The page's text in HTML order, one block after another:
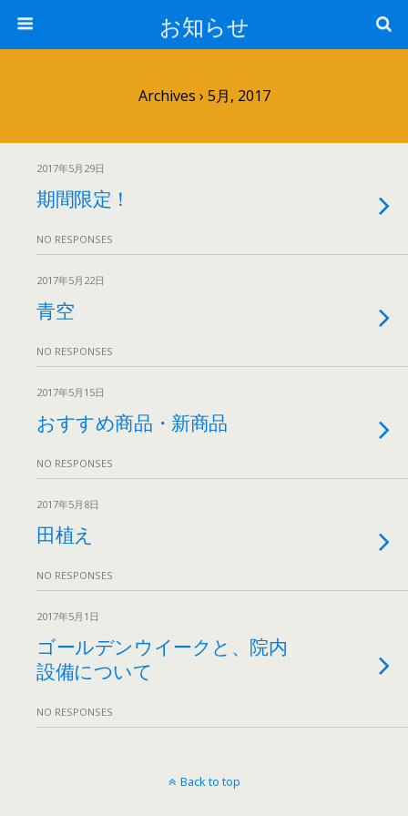
お知らせ
Archives › 5月, 2017
2017年5月29日
期間限定！
NO RESPONSES
2017年5月22日
青空
NO RESPONSES
2017年5月15日
おすすめ商品・新商品
NO RESPONSES
2017年5月8日
田植え
NO RESPONSES
2017年5月1日
ゴールデンウイークと、院内
設備について
NO RESPONSES
Back to top